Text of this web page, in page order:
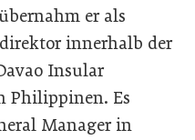
er als
innerhalb der
Insular
Philippinen. Es
Manager in